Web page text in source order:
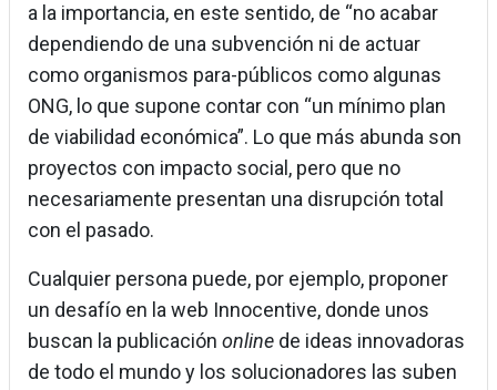
a la importancia, en este sentido, de “no acabar
dependiendo de una subvención ni de actuar
como organismos para-públicos como algunas
ONG, lo que supone contar con “un mínimo plan
de viabilidad económica”. Lo que más abunda son
proyectos con impacto social, pero que no
necesariamente presentan una disrupción total
con el pasado.
Cualquier persona puede, por ejemplo, proponer
un desafío en la web Innocentive, donde unos
buscan la publicación online de ideas innovadoras
de todo el mundo y los solucionadores las suben